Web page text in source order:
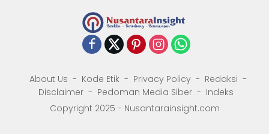
About Us Kode Etik Privacy Policy
Redaksi
Disclaimer
Pedoman Media Siber
Indeks
Copyright 2025 - Nusantarainsight.com